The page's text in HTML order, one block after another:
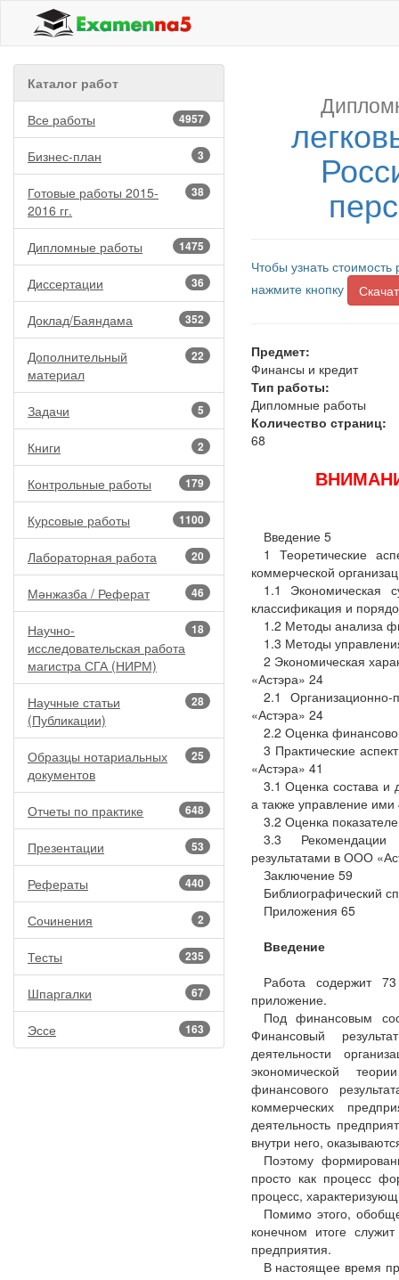
Каталог работ
4957
Все работы
3
Бизнес-план
38
Готовые работы 2015-
2016 гг.
1475
Дипломные работы
36
Диссертации
352
Доклад/Баяндама
22
Дополнительный
материал
5
Задачи
2
Книги
179
Контрольные работы
1100
Курсовые работы
20
Лабораторная работа
46
Мәнжазба / Реферат
18
Научно-
исследовательская работа
магистра СГА (НИРМ)
28
Научные статьи
(Публикации)
25
Образцы нотариальных
документов
648
Отчеты по практике
53
Презентации
440
Рефераты
2
Сочинения
235
Тесты
67
Шпаргалки
163
Эссе
Чтобы узнать
нажмите кнопку
Предмет:
Финансы и кредит
Тип работы:
Дипломные работы
Количество страниц:
68
Введение 5
1 Теоретические
коммерческой
1.1 Экономическая
классификация и
1.2 Методы анализа
1.3 Методы
2 Экономическая
«Астэра» 24
2.1
«Астэра» 24
2.2 Оценка
3 Практические
«Астэра» 41
3.1 Оценка состава и
а также управление ими
3.2 Оценка
3.3
результатами в ООО
Заключение 59
Библиографический
Приложения 65
Введение
Работа содержит
приложение.
Под финансовым
Финансовый
деятельности
экономической
финансового
коммерческих
деятельность
внутри него,
Поэтому
просто как процесс
процесс,
Помимо этого,
конечном итоге
предприятия.
В настоящее время